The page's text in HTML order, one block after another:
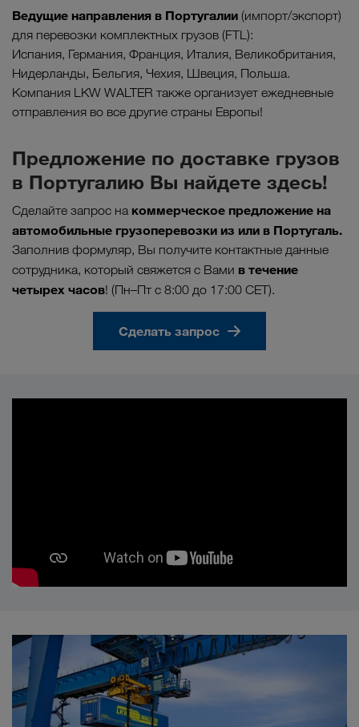
Ведущие направления в Португалии (импорт/экспорт)
для перевозки комплектных грузов (FTL):
Испания, Германия, Франция, Италия, Великобритания,
Нидерланды, Бельгия, Чехия, Швеция, Польша.
Компания LKW WALTER также организует ежедневные
отправления во все другие страны Европы!
Предложение по доставке грузов
в Португалию Вы найдете здесь!
Сделайте запрос на коммерческое предложение на
автомобильные грузоперевозки из или в Португаль.
Заполнив формуляр, Вы получите контактные данные
сотрудника, который свяжется с Вами в течение
четырех часов! (Пн–Пт с 8:00 до 17:00 CET).
Сделать запрос